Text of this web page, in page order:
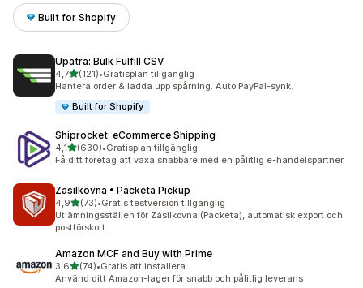
Built for Shopify
Upatra: Bulk Fulfill CSV
4,7av 5 stjärnor
(121)
121 recensioner totalt
•Gratisplan tillgänglig
Hantera order & ladda upp spårning. Auto PayPal-synk.
Built for Shopify
Shiprocket: eCommerce Shipping
4,1av 5 stjärnor
(630)
630 recensioner totalt
•Gratisplan tillgänglig
Få ditt företag att växa snabbare med en pålitlig e-handelspartner
Zasilkovna • Packeta Pickup
4,9av 5 stjärnor
(73)
73 recensioner totalt
•Gratis testversion tillgänglig
Utlämningsställen för Zásilkovna (Packeta), automatisk export och
postförskott.
Amazon MCF and Buy with Prime
3,6av 5 stjärnor
(74)
74 recensioner totalt
•Gratis att installera
Använd ditt Amazon-lager för snabb och pålitlig leverans